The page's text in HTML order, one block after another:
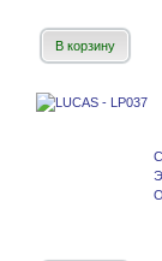
В корзину